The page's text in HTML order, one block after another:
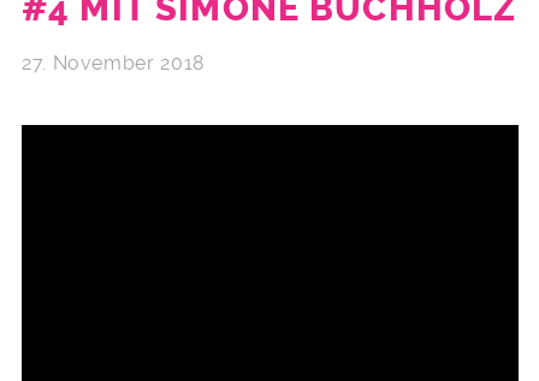
#4 MIT SIMONE BUCHHOLZ
27. November 2018